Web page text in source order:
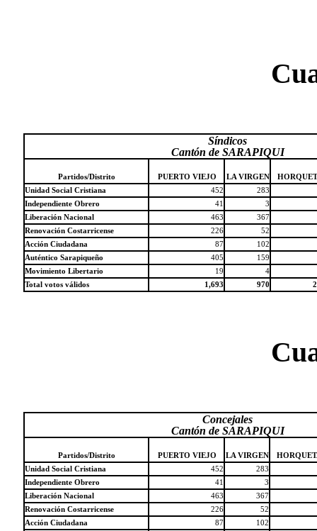
Síndicos
Cantón de SARAPIQUI
Partidos/Distrito PUERTO VIEJO LA VIRGEN
Unidad Social Cristiana
452
283
Independiente Obrero
41
3
Liberación Nacional
463
367
Renovación Costarricense
226
52
Acción Ciudadana
87
102
Auténtico Sarapiqueño
405
159
Movimiento Libertario
19
4
Total votos válidos
1,693 970
Concejales
Cantón de SARAPIQUI
Partidos/Distrito PUERTO VIEJO LA VIRGEN
Unidad Social Cristiana
452
283
Independiente Obrero
41
3
Liberación Nacional
463
367
Renovación Costarricense
226
52
Acción Ciudadana
87
102